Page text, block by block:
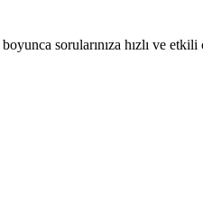
boyunca sorularınıza hızlı ve